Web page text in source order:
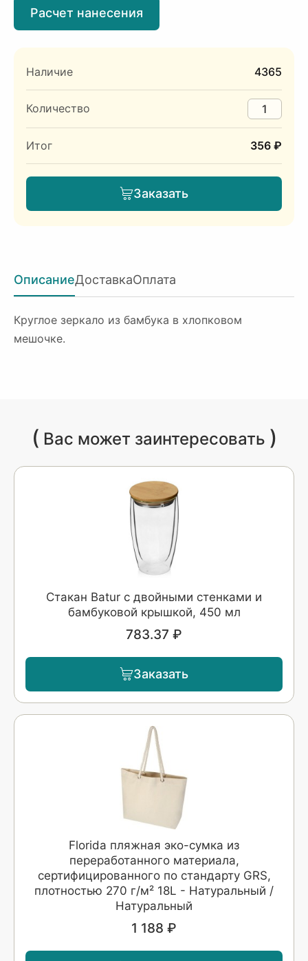
Расчет нанесения
Наличие 4365
Количество
Итог 356 ₽
Заказать
ОписаниеДоставкаОплата
Круглое зеркало из бамбука в хлопковом
мешочке.
( Вас может заинтересовать )
Стакан Batur с двойными стенками и
бамбуковой крышкой, 450 мл
783.37 ₽
Заказать
Florida пляжная эко-сумка из
переработанного материала,
сертифицированного по стандарту GRS,
плотностью 270 г/м² 18L - Натуральный /
Натуральный
1 188 ₽